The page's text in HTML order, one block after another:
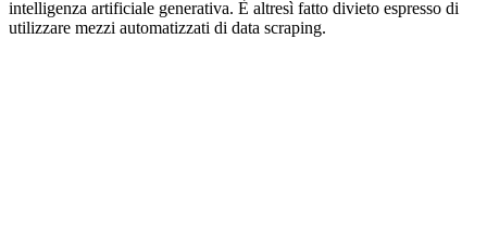
intelligenza artificiale generativa. È altresì fatto divieto espresso di
utilizzare mezzi automatizzati di data scraping.